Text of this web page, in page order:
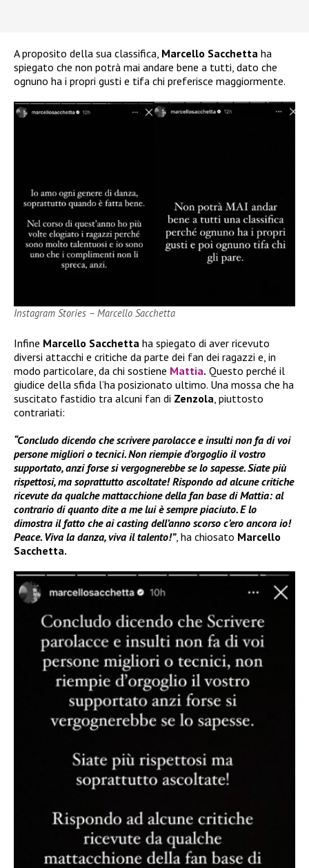
A proposito della sua classifica, Marcello Sacchetta ha
spiegato che non potrà mai andare bene a tutti, dato che
ognuno ha i propri gusti e tifa chi preferisce maggiormente.
Instagram Stories – Marcello Sacchetta
Infine Marcello Sacchetta ha spiegato di aver ricevuto
diversi attacchi e critiche da parte dei fan dei ragazzi e, in
modo particolare, da chi sostiene Mattia. Questo perché il
giudice della sfida l’ha posizionato ultimo. Una mossa che ha
suscitato fastidio tra alcuni fan di Zenzola, piuttosto
contrariati:
“Concludo dicendo che scrivere parolacce e insulti non fa di voi
persone migliori o tecnici. Non riempie d’orgoglio il vostro
supportato, anzi forse si vergognerebbe se lo sapesse. Siate più
rispettosi, ma soprattutto ascoltate! Rispondo ad alcune critiche
ricevute da qualche mattacchione della fan base di Mattia: al
contrario di quanto dite a me lui è sempre piaciuto. E lo
dimostra il fatto che ai casting dell’anno scorso c’ero ancora io!
Peace. Viva la danza, viva il talento!”, ha chiosato Marcello
Sacchetta.